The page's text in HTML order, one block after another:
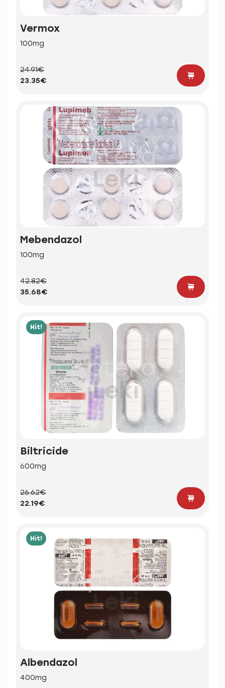
Vermox
100mg
24.91€
23.35€
Mebendazol
100mg
42.82€
35.68€
Hit!
Biltricide
600mg
26.62€
22.19€
Hit!
Albendazol
400mg